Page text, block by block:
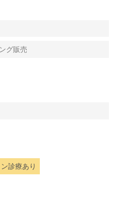
グ販売
診療あり